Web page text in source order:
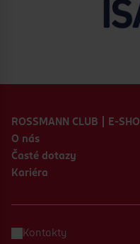
ROSSMANN CLUB | E-
O nás
Časté dotazy
Kariéra
Kontakty